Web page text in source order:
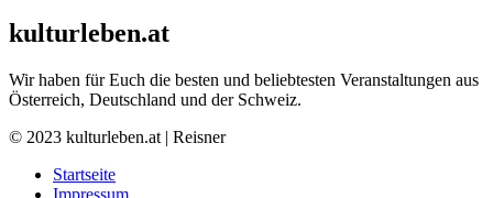
kulturleben.at
Wir haben für Euch die besten und beliebtesten Veranstaltungen aus
Österreich, Deutschland und der Schweiz.
© 2023 kulturleben.at | Reisner
Startseite
Impressum